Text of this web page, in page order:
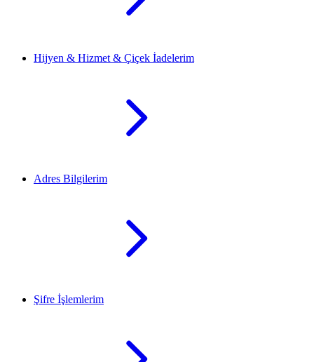
Hijyen & Hizmet & Çiçek İadelerim
Adres Bilgilerim
Şifre İşlemlerim